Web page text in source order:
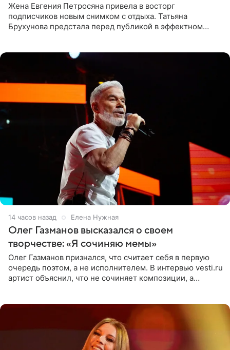
Жена Евгения Петросяна привела в восторг
подписчиков новым снимком с отдыха. Татьяна
Брухунова предстала перед публикой в эффектном
14 часов назад Елена Нужная
Олег Газманов высказался о своем
творчестве: «Я сочиняю мемы»
Олег Газманов признался, что считает себя в первую
очередь поэтом, а не исполнителем. В интервью vesti.ru
артист объяснил, что не сочиняет композиции, а